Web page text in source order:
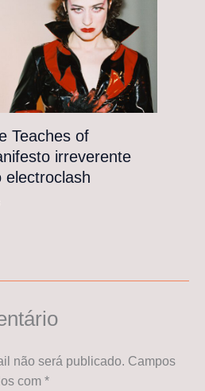
Teaches of
irreverente
electroclash
não será publicado. Campos
com *